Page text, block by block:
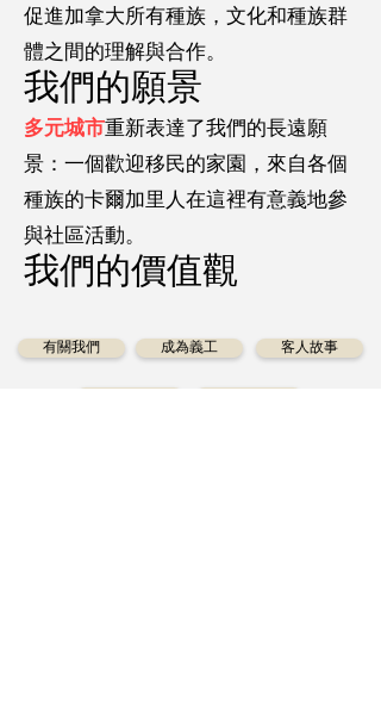
促進加拿大所有種族，文化和種族群
體之間的理解與合作。
我們的願景
多元城市重新表達了我們的長遠願
景：一個歡迎移民的家園，來自各個
種族的卡爾加里人在這裡有意義地參
與社區活動。
我們的價值觀
有關我們 成為義工 客人故事